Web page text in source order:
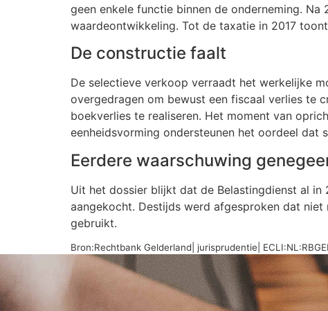
geen enkele functie binnen de onderneming.
waardeontwikkeling. Tot de taxatie in 2017
De constructie faalt
De selectieve verkoop verraadt het werkelijke
overgedragen om bewust een fiscaal verlies te
boekverlies te realiseren. Het moment van
eenheidsvorming ondersteunen het oordeel dat
Eerdere waarschuwing
Uit het dossier blijkt dat de Belastingdienst al
aangekocht. Destijds werd afgesproken dat
gebruikt.
Bron:Rechtbank Gelderland| jurisprudentie|